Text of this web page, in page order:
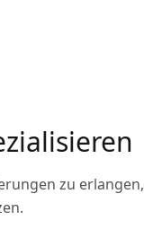
zu erlangen,